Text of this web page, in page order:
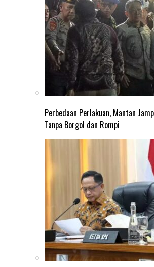
Perbedaan Perlakuan, Mantan
Tanpa Borgol dan Rompi